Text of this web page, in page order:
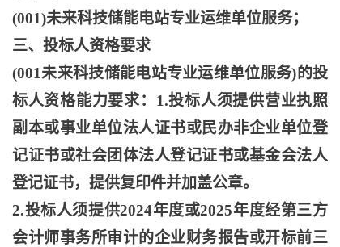
(001)未来科技储能电站专业运维单位服务；
三、投标人资格要求
(001未来科技储能电站专业运维单位服务)的投
标人资格能力要求：1.投标人须提供营业执照
副本或事业单位法人证书或民办非企业单位登
记证书或社会团体法人登记证书或基金会法人
登记证书，提供复印件并加盖公章。
2.投标人须提供2024年度或2025年度经第三方
会计师事务所审计的企业财务报告或开标前三